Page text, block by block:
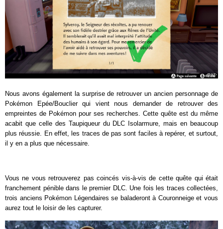
Nous avons également la surprise de retrouver un ancien personnage de
Pokémon Epée/Bouclier qui vient nous demander de retrouver des
empreintes de Pokémon pour ses recherches. Cette quête est du même
acabit que celle des Taupiqueur du DLC Isolarmure, mais en beaucoup
plus réussie. En effet, les traces de pas sont faciles à repérer, et surtout,
il y en a plus que nécessaire.
Vous ne vous retrouverez pas coincés vis-à-vis de cette quête qui était
franchement pénible dans le premier DLC. Une fois les traces collectées,
trois anciens Pokémon Légendaires se baladeront à Couronneige et vous
aurez tout le loisir de les capturer.